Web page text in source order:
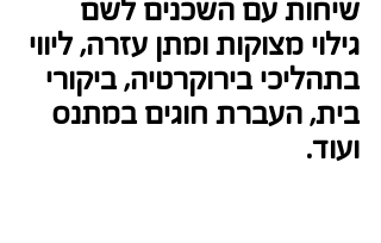
שיחות עם השכנים לשם
גילוי מצוקות ומתן עזרה, ליווי
בתהליכי בירוקרטיה, ביקורי
בית, העברת חוגים במתנס
ועוד.